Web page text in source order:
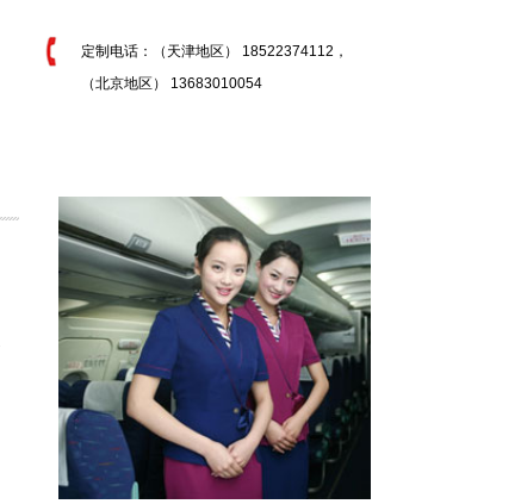
定制电话：（天津地区） 18522374112，
（北京地区） 13683010054